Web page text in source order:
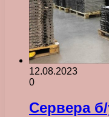
12.08.2023
0
Сервера